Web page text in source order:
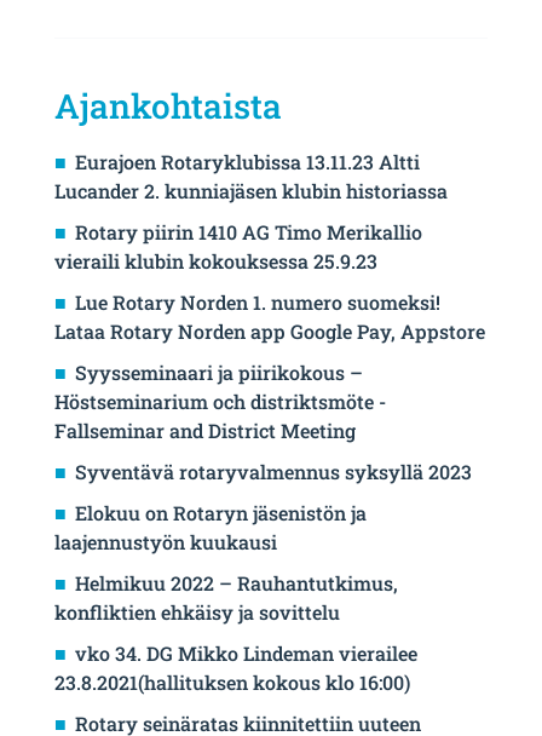
Ajankohtaista
Eurajoen Rotaryklubissa 13.11.23 Altti
Lucander 2. kunniajäsen klubin historiassa
Rotary piirin 1410 AG Timo Merikallio
vieraili klubin kokouksessa 25.9.23
Lue Rotary Norden 1. numero suomeksi!
Lataa Rotary Norden app Google Pay, Appstore
Syysseminaari ja piirikokous –
Höstseminarium och distriktsmöte -
Fallseminar and District Meeting
Syventävä rotaryvalmennus syksyllä 2023
Elokuu on Rotaryn jäsenistön ja
laajennustyön kuukausi
Helmikuu 2022 – Rauhantutkimus,
konfliktien ehkäisy ja sovittelu
vko 34. DG Mikko Lindeman vierailee
23.8.2021(hallituksen kokous klo 16:00)
Rotary seinäratas kiinnitettiin uuteen